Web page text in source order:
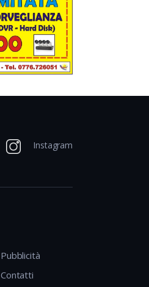
Instagram
Pubblicità
Contatti